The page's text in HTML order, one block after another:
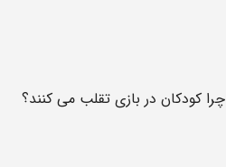
چرا کودکان در بازی تقلب می کنند؟